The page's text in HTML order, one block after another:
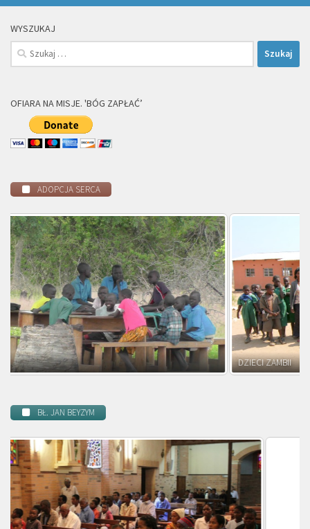
WYSZUKAJ
Szukaj:
OFIARA NA MISJE. 'BÓG ZAPŁAĆ’
ADOPCJA SERCA
DZIECI ZAMBII
BŁ. JAN BEYZYM